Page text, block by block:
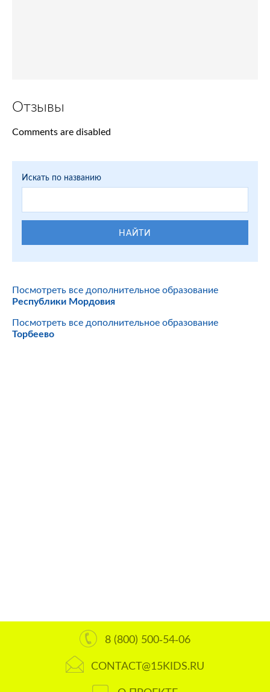
Отзывы
Comments are disabled
Искать по названию
НАЙТИ
Посмотреть все дополнительное образование
Республики Мордовия
Посмотреть все дополнительное образование
Торбеево
8 (800) 500-54-06
CONTACT@15KIDS.RU